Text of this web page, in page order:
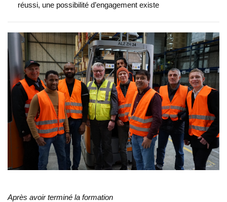
réussi, une possibilité d’engagement existe
Après avoir terminé la formation